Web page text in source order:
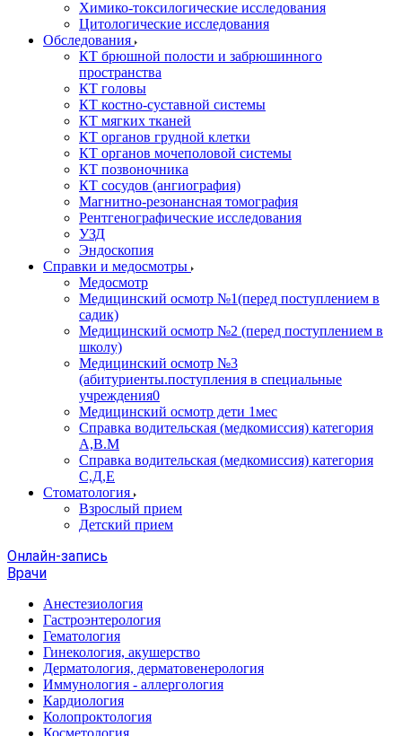
Химико-токсилогические исследования
Цитологические исследования
Обследования
КТ брюшной полости и забрюшинного
пространства
КТ головы
КТ костно-суставной системы
КТ мягких тканей
КТ органов грудной клетки
КТ органов мочеполовой системы
КТ позвоночника
КТ сосудов (ангиография)
Магнитно-резонансная томография
Рентгенографические исследования
УЗД
Эндоскопия
Справки и медосмотры
Медосмотр
Медицинский осмотр №1(перед поступлением в
садик)
Медицинский осмотр №2 (перед поступлением в
школу)
Медицинский осмотр №3
(абитуриенты.поступления в специальные
учреждения0
Медицинский осмотр дети 1мес
Справка водительская (медкомиссия) категория
А,В.М
Справка водительская (медкомиссия) категория
С,Д,Е
Стоматология
Взрослый прием
Детский прием
Онлайн-запись
Врачи
Анестезиология
Гастроэнтерология
Гематология
Гинекология, акушерство
Дерматология, дерматовенерология
Иммунология - аллергология
Кардиология
Колопроктология
Косметология